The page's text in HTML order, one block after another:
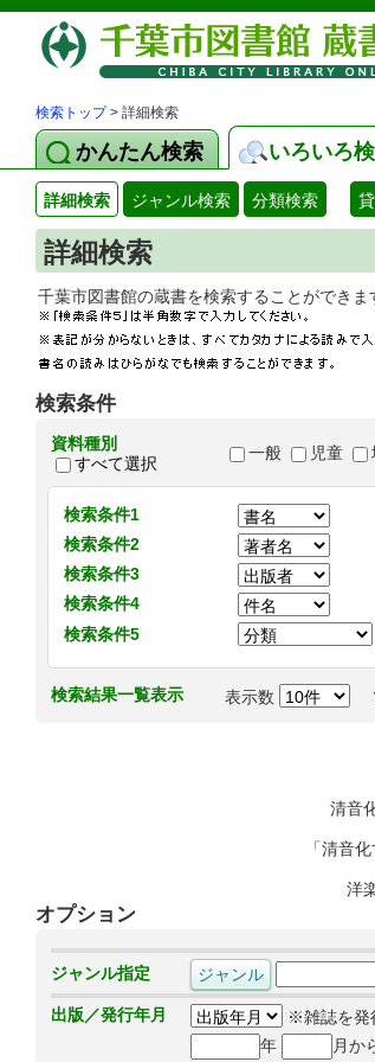
検索トップ> 詳細検索
かんたん検索 いろいろ
詳細検索 ジャンル検索 分類検索
詳細検索
千葉市図書館の蔵書を検索する
検索条件
資料種別
すべて選択
一般 児童
検索条件1
検索条件2
検索条件3
検索条件4
検索条件5
検索結果一覧表示 表示数
清音
「清音
洋
オプション
ジャンル指定
出版／発行年月
※雑誌を発
年
月か